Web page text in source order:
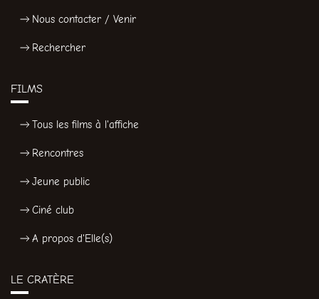
Nous contacter / Venir
Rechercher
FILMS
Tous les films à l'affiche
Rencontres
Jeune public
Ciné club
A propos d'Elle(s)
LE CRATÈRE